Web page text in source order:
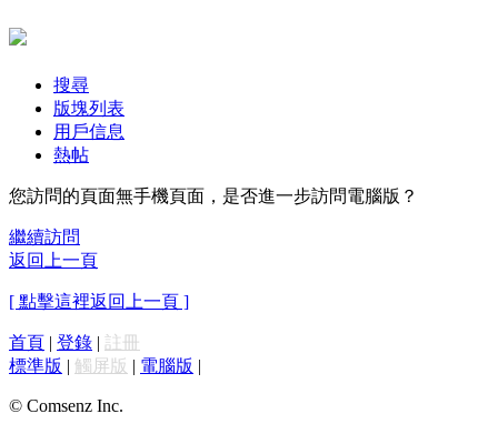
搜尋
版塊列表
用戶信息
熱帖
您訪問的頁面無手機頁面，是否進一步訪問電腦版？
繼續訪問
返回上一頁
[ 點擊這裡返回上一頁 ]
首頁 | 登錄 | 註冊
標準版 | 觸屏版 | 電腦版 |
© Comsenz Inc.